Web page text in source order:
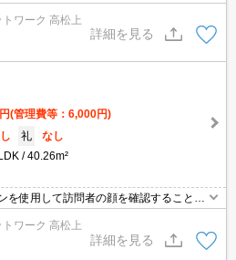
ォン付きの、セキュリティに配慮した物
クス・ウォークインクロゼットなど豊
用することも可能です。駐車スペースの
す。
ワーク 高松上
詳細を見る
(管理費等：6,000円)
礼
なし
40.26m²
を使用して訪問者の顔を確認することが
がります。収納はウォークインクロゼッ
富なので、衣類や履き物の整理がしや
浴室乾燥機・洗面所独立など豊富に揃っ
になっております。バルコニー付きの
ワーク 高松上
詳細を見る